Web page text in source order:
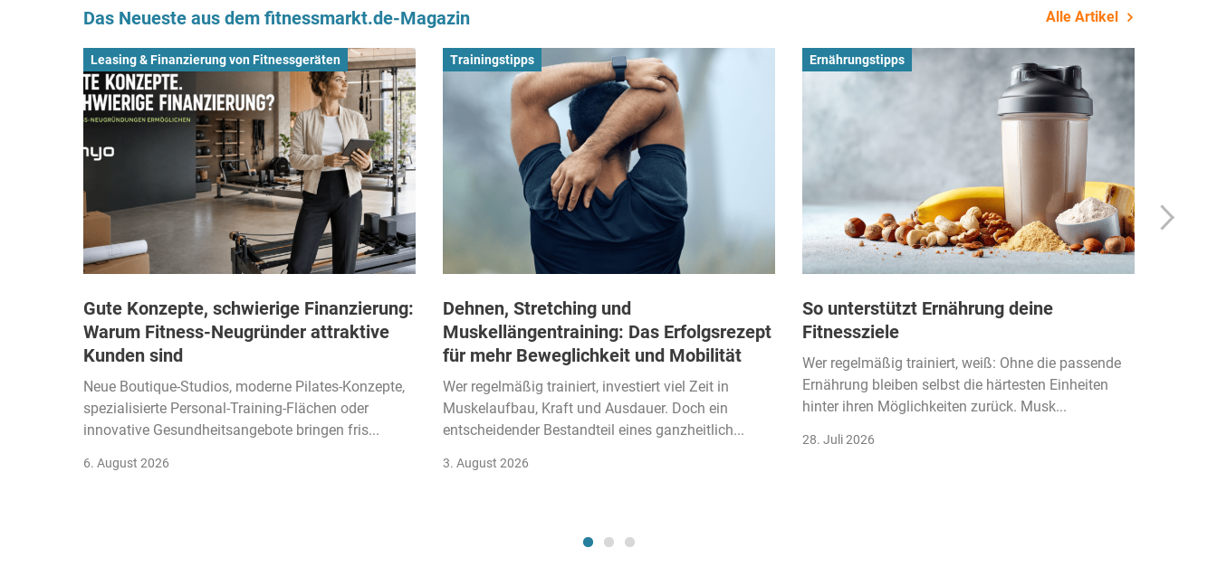
Das Neueste aus dem fitnessmarkt.de-Magazin Alle Artikel
Leasing & Finanzierung von Fitnessgeräten
Gute Konzepte, schwierige Finanzierung:
Warum Fitness-Neugründer attraktive
Kunden sind
Neue Boutique-Studios, moderne Pilates-Konzepte,
spezialisierte Personal-Training-Flächen oder
innovative Gesundheitsangebote bringen fris...
6. August 2026
Trainingstipps
Dehnen, Stretching und
Muskellängentraining: Das Erfolgsrezept
für mehr Beweglichkeit und Mobilität
Wer regelmäßig trainiert, investiert viel Zeit in
Muskelaufbau, Kraft und Ausdauer. Doch ein
entscheidender Bestandteil eines ganzheitlich...
3. August 2026
Ernährungstipps
So unterstützt Ernährung deine
Fitnessziele
Wer regelmäßig trainiert, weiß: Ohne die passende
Ernährung bleiben selbst die härtesten Einheiten
hinter ihren Möglichkeiten zurück. Musk...
28. Juli 2026